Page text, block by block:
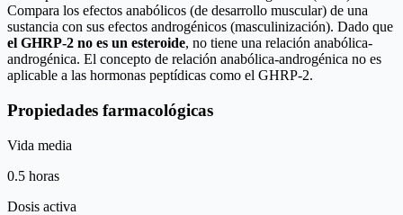
Compara los efectos anabólicos (de desarrollo muscular) de una
sustancia con sus efectos androgénicos (masculinización). Dado que
el GHRP-2 no es un esteroide, no tiene una relación anabólica-
androgénica. El concepto de relación anabólica-androgénica no es
aplicable a las hormonas peptídicas como el GHRP-2.
Propiedades farmacológicas
Vida media
0.5 horas
Dosis activa